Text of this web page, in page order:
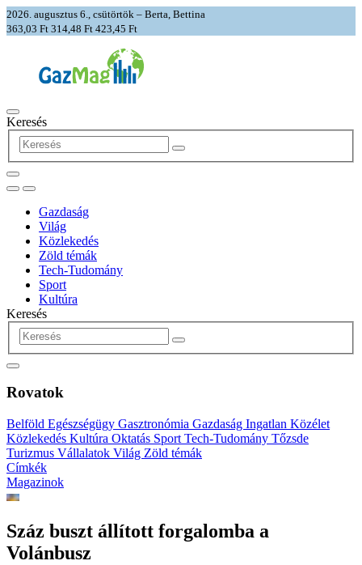
2026. augusztus 6., csütörtök – Berta, Bettina
363,03 Ft 314,48 Ft 423,45 Ft
Keresés
Gazdaság
Világ
Közlekedés
Zöld témák
Tech-Tudomány
Sport
Kultúra
Keresés
Rovatok
Belföld Egészségügy Gasztronómia Gazdaság Ingatlan Közélet
Közlekedés Kultúra Oktatás Sport Tech-Tudomány Tőzsde
Turizmus Vállalatok Világ Zöld témák
Címkék
Magazinok
Száz buszt állított forgalomba a
Volánbusz